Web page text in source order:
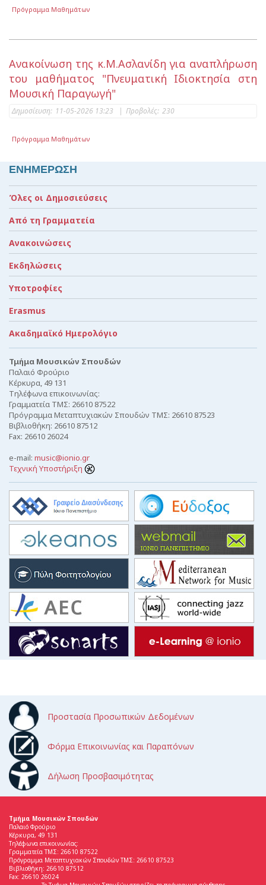
Πρόγραμμα Μαθημάτων
Ανακοίνωση της κ.Μ.Ασλανίδη για αναπλήρωση
του μαθήματος "Πνευματική Ιδιοκτησία στη
Μουσική Παραγωγή"
Δημοσίευση: 11-05-2026 13:23 | Προβολές: 230
Πρόγραμμα Μαθημάτων
ΕΝΗΜΕΡΩΣΗ
Όλες οι Δημοσιεύσεις
Από τη Γραμματεία
Ανακοινώσεις
Εκδηλώσεις
Υποτροφίες
Erasmus
Ακαδημαϊκό Ημερολόγιο
Τμήμα Μουσικών Σπουδών
Παλαιό Φρούριο
Κέρκυρα, 49 131
Τηλέφωνα επικοινωνίας:
Γραμματεία ΤΜΣ: 26610 87522
Πρόγραμμα Μεταπτυχιακών Σπουδών ΤΜΣ: 26610 87523
Βιβλιοθήκη: 26610 87512
Fax: 26610 26024
e-mail: music@ionio.gr
Τεχνική Υποστήριξη
Προστασία Προσωπικών Δεδομένων
Φόρμα Επικοινωνίας και Παραπόνων
Δήλωση Προσβασιμότητας
Τμήμα Μουσικών Σπουδών
Παλαιό Φρούριο
Κέρκυρα, 49 131
Τηλέφωνα επικοινωνίας:
Γραμματεία ΤΜΣ: 26610 87522
Πρόγραμμα Μεταπτυχιακών Σπουδών ΤΜΣ: 26610 87523
Βιβλιοθήκη: 26610 87512
Fax: 26610 26024